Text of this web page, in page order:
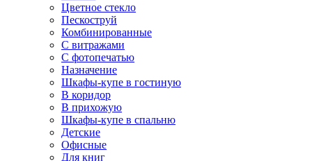
Цветное стекло
Пескоструй
Комбинированные
С витражами
С фотопечатью
Назначение
Шкафы-купе в гостиную
В коридор
В прихожую
Шкафы-купе в спальню
Детские
Офисные
Для книг